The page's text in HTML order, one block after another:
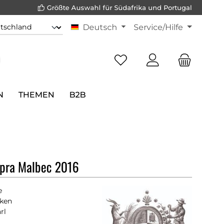
Größte Auswahl für Südafrika und Portugal
Deutsch Service/Hilfe
THEMEN B2B
Malbec 2016